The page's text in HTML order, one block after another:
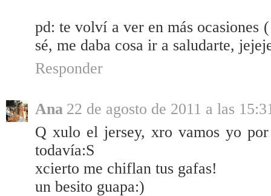
pd: te volví a ver en más ocasiones
sé, me daba cosa ir a saludarte,
Responder
Ana 22 de agosto de 2011 a las
Q xulo el jersey, xro vamos yo
todavía:S
xcierto me chiflan tus gafas!
un besito guapa:)